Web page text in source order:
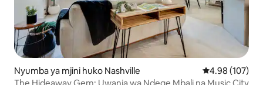
Nyumba ya mjini huko Nashville Ukadiriaji wa
4.98 (107)